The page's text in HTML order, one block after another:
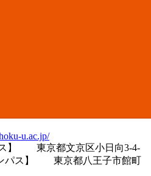
u.ac.jp/
ス】 東京都文京区小日向3-4-
パス】 東京都八王子市館町